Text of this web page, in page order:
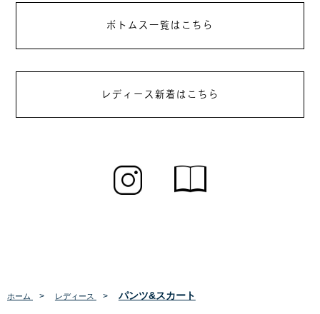
ボトムス一覧はこちら
レディース新着はこちら
ホーム > レディース > パンツ&スカート